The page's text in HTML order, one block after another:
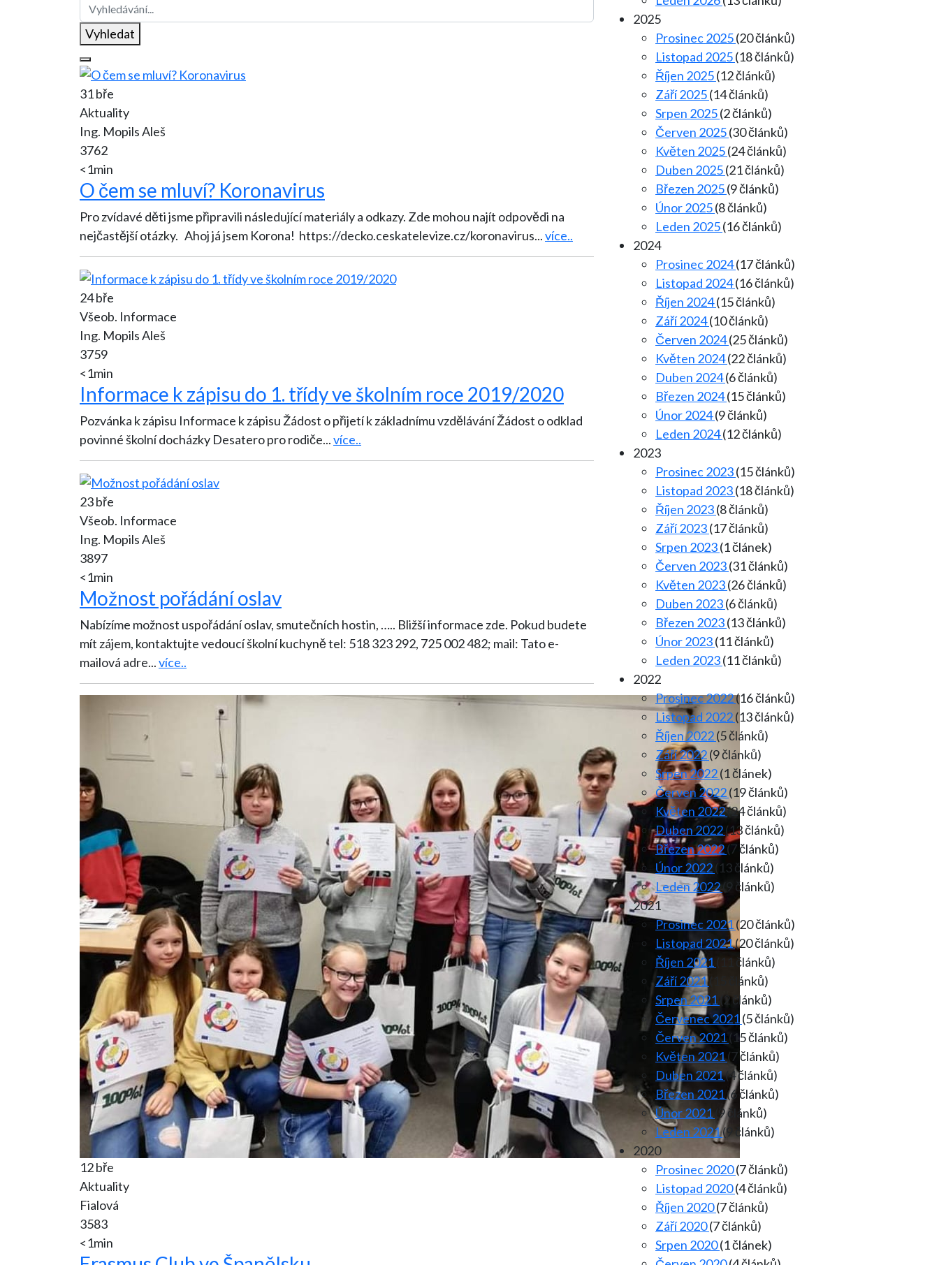
Vyhledat
31 bře
Aktuality
Ing. Mopils Aleš
3762
<1min
O čem se mluví? Koronavirus
Pro zvídavé děti jsme připravili následující materiály a odkazy. Zde mohou najít odpovědi na
nejčastější otázky. Ahoj já jsem Korona! https://decko.ceskatelevize.cz/koronavirus...více..
24 bře
Všeob. Informace
Ing. Mopils Aleš
3759
<1min
Informace k zápisu do 1. třídy ve školním roce 2019/2020
Pozvánka k zápisu Informace k zápisu Žádost o přijetí k základnímu vzdělávání Žádost o odklad
povinné školní docházky Desatero pro rodiče...více..
23 bře
Všeob. Informace
Ing. Mopils Aleš
3897
<1min
Možnost pořádání oslav
Nabízíme možnost uspořádání oslav, smutečních hostin, ….. Bližší informace zde. Pokud budete
mít zájem, kontaktujte vedoucí školní kuchyně tel: 518 323 292, 725 002 482; mail: Tato e-
mailová adre...více..
12 bře
Aktuality
Fialová
3583
<1min
2025
Prosinec 2025(20 článků)
Listopad 2025(18 článků)
Říjen 2025(12 článků)
Září 2025(14 článků)
Srpen 2025(2 článků)
Červen 2025(30 článků)
Květen 2025(24 článků)
Duben 2025(21 článků)
Březen 2025(9 článků)
Únor 2025(8 článků)
Leden 2025(16 článků)
2024
Prosinec 2024(17 článků)
Listopad 2024(16 článků)
Říjen 2024(15 článků)
Září 2024(10 článků)
Červen 2024(25 článků)
Květen 2024(22 článků)
Duben 2024(6 článků)
Březen 2024(15 článků)
Únor 2024(9 článků)
Leden 2024(12 článků)
2023
Prosinec 2023(15 článků)
Listopad 2023(18 článků)
Říjen 2023(8 článků)
Září 2023(17 článků)
Srpen 2023(1 článek)
Červen 2023(31 článků)
Květen 2023(26 článků)
Duben 2023(6 článků)
Březen 2023(13 článků)
Únor 2023(11 článků)
Leden 2023(11 článků)
2022
Prosinec 2022(16 článků)
Listopad 2022(13 článků)
Říjen 2022(5 článků)
Září 2022(9 článků)
Srpen 2022(1 článek)
Červen 2022(19 článků)
Květen 2022(24 článků)
Duben 2022(13 článků)
Březen 2022(7 článků)
Únor 2022 (13 článků)
Leden 2022(9 článků)
2021
Prosinec 2021(20 článků)
Listopad 2021(20 článků)
Říjen 2021 (11 článků)
Září 2021(15 článků)
Srpen 2021 (2 článků)
Červenec 2021(5 článků)
Červen 2021 (15 článků)
Květen 2021(7 článků)
Duben 2021(4 článků)
Březen 2021(6 článků)
Únor 2021 (9 článků)
Leden 2021(9 článků)
2020
Prosinec 2020(7 článků)
Listopad 2020(4 článků)
Říjen 2020(7 článků)
Září 2020(7 článků)
Srpen 2020(1 článek)